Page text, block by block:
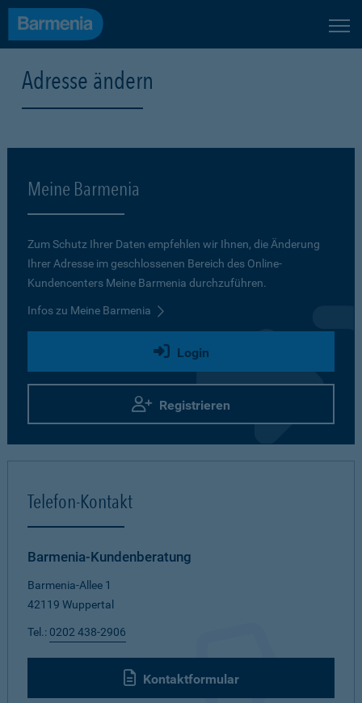
Adresse ändern
Meine Barmenia
Zum Schutz Ihrer Daten empfehlen wir Ihnen, die Änderung
Ihrer Adresse im geschlossenen Bereich des Online-
Kundencenters Meine Barmenia durchzuführen.
Infos zu Meine Barmenia
Login
Registrieren
Telefon-Kontakt
Barmenia-Kundenberatung
Barmenia-Allee 1
42119 Wuppertal
Tel.: 0202 438-2906
Kontaktformular